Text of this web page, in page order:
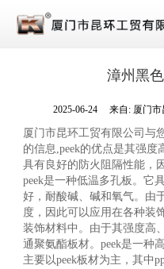
漳州黑
2025-06-24 来自: 厦门市
厦门市昆环工贸有限公司与
的信息,peek的优点是其强
具有良好的防火阻隔性能，
peek是一种低温多孔板。它
好，耐酸碱、碱和氧气。由
度，因此可以应用在各种装
装饰材料中。由于其强度高
通聚氨酯板材。peek是一种
主要以peek板材为主，其中